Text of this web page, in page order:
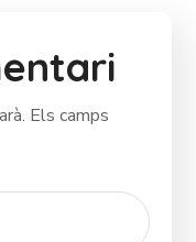
Els camps